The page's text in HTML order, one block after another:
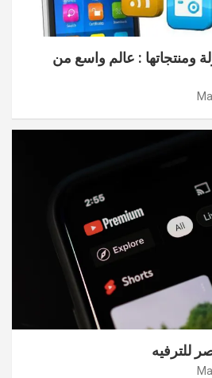
ومنتجاتها : عالم واسع من
للترفيه